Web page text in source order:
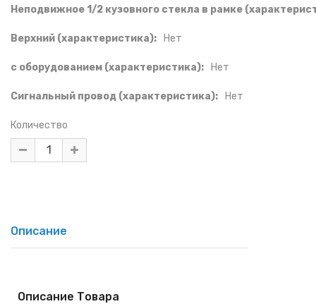
Неподвижное 1/2 кузовного стекла в рамке
Верхний (характеристика): Нет
с оборудованием (характеристика): Нет
Сигнальный провод (характеристика): Нет
Количество
Описание
Описание Товара